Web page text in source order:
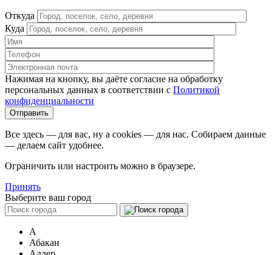
Откуда
Куда
Нажимая на кнопку, вы даёте согласие на обработку
персональных данных в соответствии c Политикой
конфиденциальности
Все здесь — для вас, ну а cookies — для нас. Собираем данные
— делаем сайт удобнее.
Ограничить или настроить можно в браузере.
Принять
Выберите ваш город
А
Абакан